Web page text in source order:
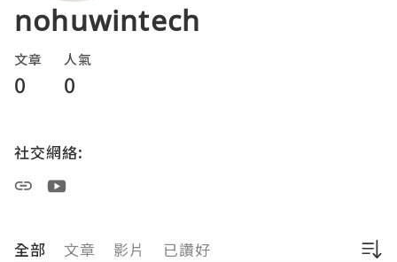
nohuwintech
文章
0
人氣
0
社交網絡:
全部 文章 影片 已讚好